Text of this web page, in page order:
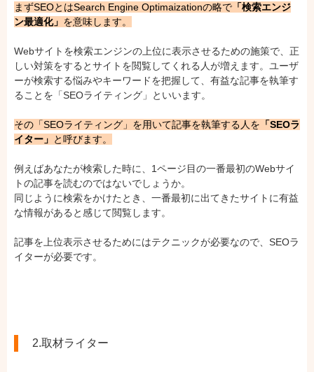
まずSEOとはSearch Engine Optimaizationの略で 「検索エンジ
ン最適化」 を意味します。
Webサイトを検索エンジンの上位に表示させるための施策で、正
しい対策をするとサイトを閲覧してくれる人が増えます。ユーザ
ーが検索する悩みやキーワードを把握して、有益な記事を執筆す
ることを「SEOライティング」といいます。
その「SEOライティング」を用いて記事を執筆する人を 「SEOラ
イター」 と呼びます。
例えばあなたが検索した時に、1ページ目の一番最初のWebサイ
トの記事を読むのではないでしょうか。
同じように検索をかけたとき、一番最初に出てきたサイトに有益
な情報があると感じて閲覧します。
記事を上位表示させるためにはテクニックが必要なので、SEOラ
イターが必要です。
2.取材ライター